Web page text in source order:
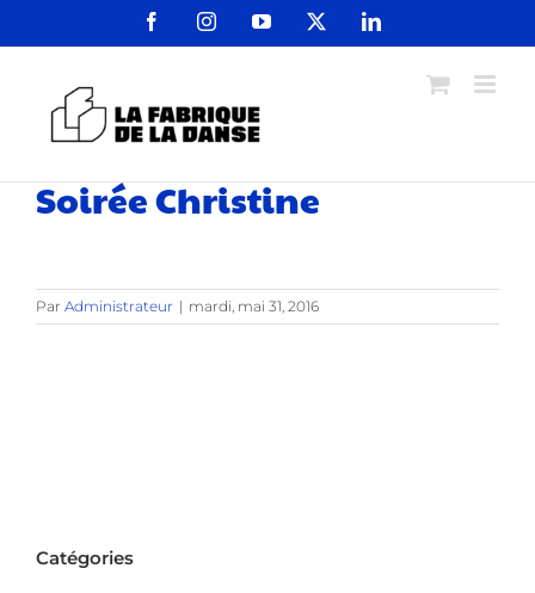
FacebookInstagramYouTube LinkedIn
Soirée Christine
Par Administrateur | mardi, mai 31, 2016
Catégories